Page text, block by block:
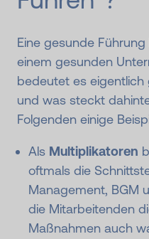
Eine gesunde
einem gesunden
bedeutet es eigentlich
und was steckt
Folgenden einige
Als Multiplikatoren
oftmals die
Management, BGM
die Mitarbeitenden
Maßnahmen auch